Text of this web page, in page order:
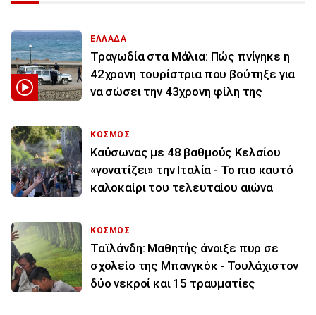
ΕΛΛΑΔΑ
Τραγωδία στα Μάλια: Πώς πνίγηκε η
42χρονη τουρίστρια που βούτηξε για
να σώσει την 43χρονη φίλη της
ΚΟΣΜΟΣ
Καύσωνας με 48 βαθμούς Κελσίου
«γονατίζει» την Ιταλία - Το πιο καυτό
καλοκαίρι του τελευταίου αιώνα
ΚΟΣΜΟΣ
Ταϊλάνδη: Μαθητής άνοιξε πυρ σε
σχολείο της Μπανγκόκ - Τουλάχιστον
δύο νεκροί και 15 τραυματίες